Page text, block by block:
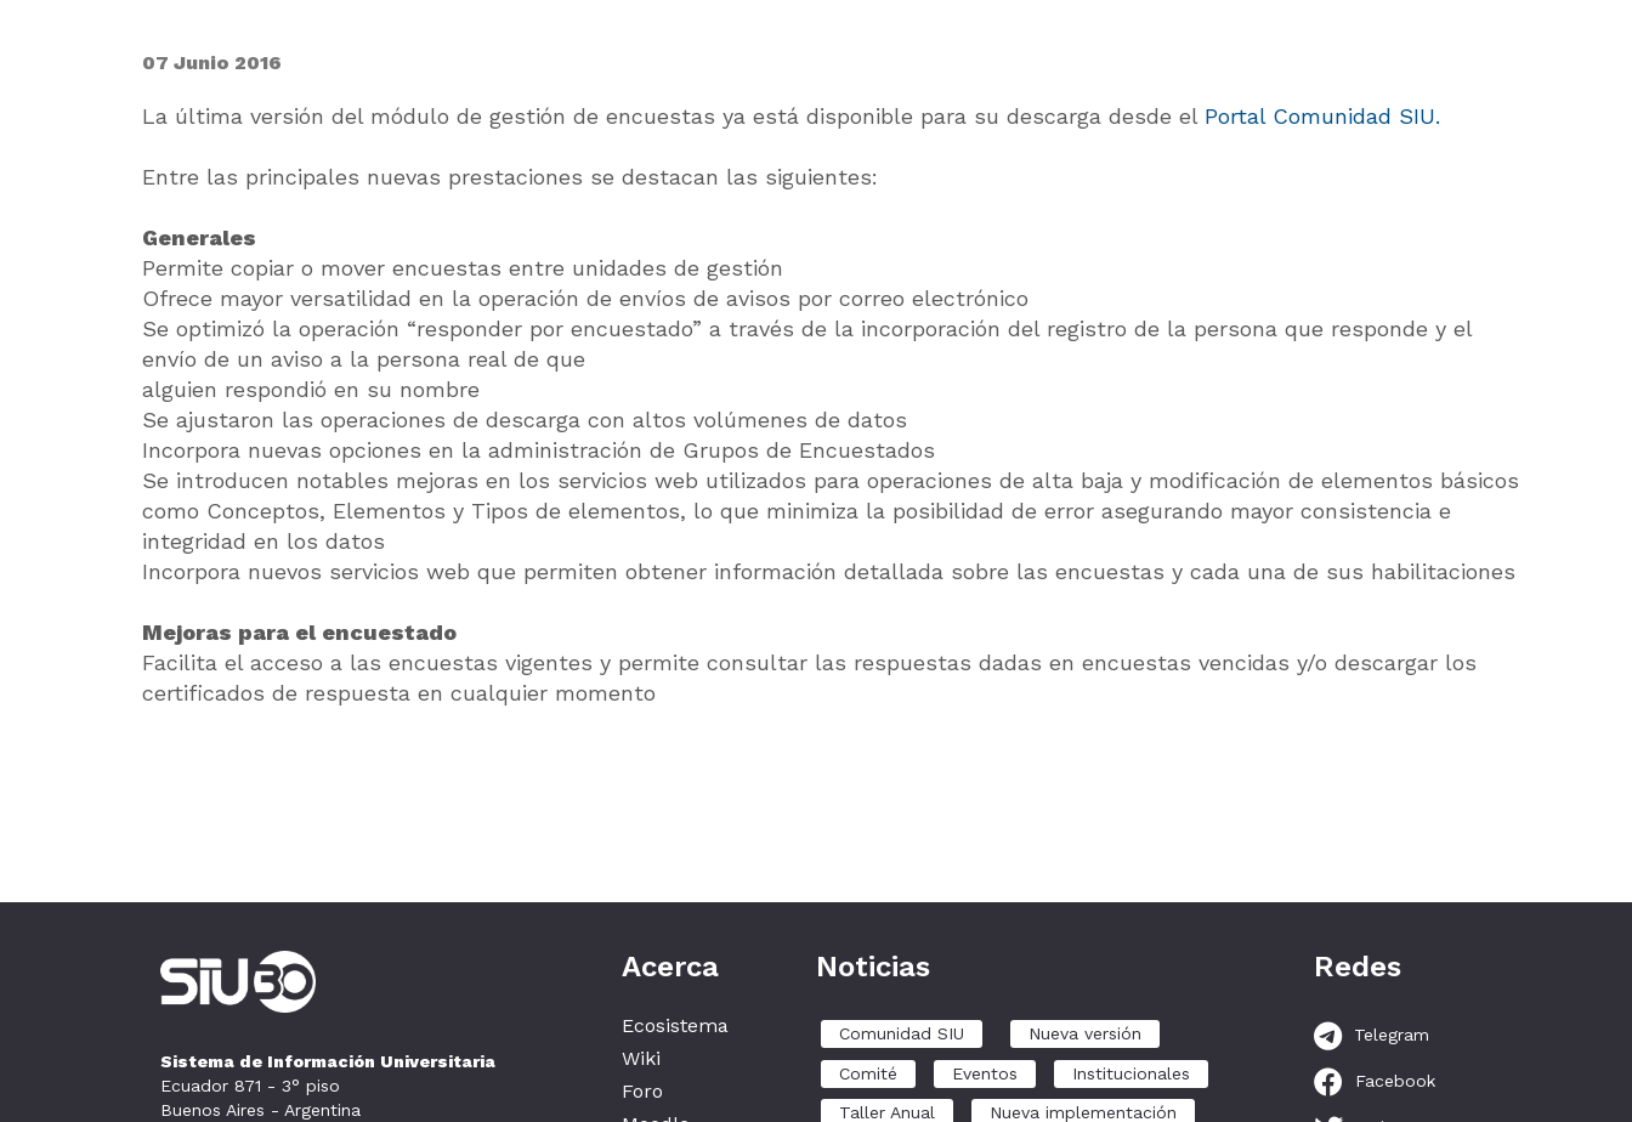
07 Junio 2016
La última versión del módulo de gestión de encuestas ya está disponible para su descarga desde el Portal Comunidad SIU.
Entre las principales nuevas prestaciones se destacan las siguientes:
Generales
Permite copiar o mover encuestas entre unidades de gestión
Ofrece mayor versatilidad en la operación de envíos de avisos por correo electrónico
Se optimizó la operación “responder por encuestado” a través de la incorporación del registro de la persona que responde y el
envío de un aviso a la persona real de que
alguien respondió en su nombre
Se ajustaron las operaciones de descarga con altos volúmenes de datos
Incorpora nuevas opciones en la administración de Grupos de Encuestados
Se introducen notables mejoras en los servicios web utilizados para operaciones de alta baja y modificación de elementos básicos
como Conceptos, Elementos y Tipos de elementos, lo que minimiza la posibilidad de error asegurando mayor consistencia e
integridad en los datos
Incorpora nuevos servicios web que permiten obtener información detallada sobre las encuestas y cada una de sus habilitaciones
Mejoras para el encuestado
Facilita el acceso a las encuestas vigentes y permite consultar las respuestas dadas en encuestas vencidas y/o descargar los
certificados de respuesta en cualquier momento
Sistema de Información Universitaria
Ecuador 871 - 3° piso
Buenos Aires - Argentina
Acerca
Ecosistema
Wiki
Foro
Noticias
Comunidad SIU Nueva versión
Comité Eventos
Institucionales
Taller Anual
Nueva implementación
Redes
Telegram
Facebook